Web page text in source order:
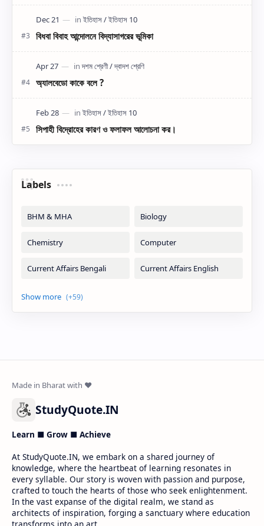
বিধবা বিবাহ আন্দোলনে বিদ্যাসাগরের ভূমিকা
অ্যালবেডো কাকে বলে ?
সিপাহী বিদ্রোহের কারণ ও ফলাফল আলোচনা কর।
Labels
StudyQuote.IN
Learn ■ Grow ■ Achieve
At StudyQuote.IN, we embark on a shared journey of
knowledge, where the heartbeat of learning resonates in
every syllable. Our story is woven with passion and purpose,
crafted to touch the hearts of those who seek enlightenment.
In the vast expanse of the digital realm, we stand as
architects of inspiration, forging a sanctuary where education